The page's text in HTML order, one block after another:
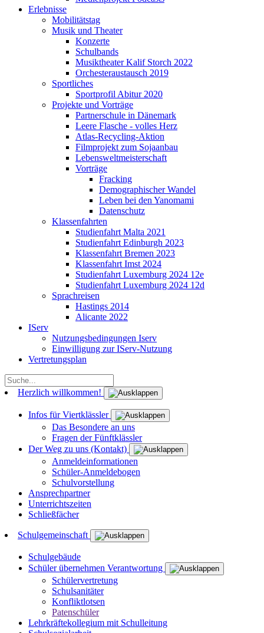
Erlebnisse
Mobilitätstag
Musik und Theater
Konzerte
Schulbands
Musiktheater Kalif Storch 2022
Orchesteraustausch 2019
Sportliches
Sportprofil Abitur 2020
Projekte und Vorträge
Partnerschule in Dänemark
Leere Flasche - volles Herz
Atlas-Recycling-Aktion
Filmprojekt zum Sojaanbau
Lebensweltmeisterschaft
Vorträge
Fracking
Demographischer Wandel
Leben bei den Yanomami
Datenschutz
Klassenfahrten
Studienfahrt Malta 2021
Studienfahrt Edinburgh 2023
Klassenfahrt Bremen 2023
Klassenfahrt Imst 2024
Studienfahrt Luxemburg 2024 12e
Studienfahrt Luxemburg 2024 12d
Sprachreisen
Hastings 2014
Alicante 2022
IServ
Nutzungsbedingungen Iserv
Einwilligung zur IServ-Nutzung
Vertretungsplan
Herzlich willkommen!
Infos für Viertklässler
Das Besondere an uns
Fragen der Fünftklässler
Der Weg zu uns (Kontakt)
Anmeldeinformationen
Schüler-Anmeldebogen
Schulvorstellung
Ansprechpartner
Unterrichtszeiten
Schließfächer
Schulgemeinschaft
Schulgebäude
Schüler übernehmen Verantwortung
Schülervertretung
Schulsanitäter
Konfliktlotsen
Patenschüler
Lehrkräftekollegium mit Schulleitung